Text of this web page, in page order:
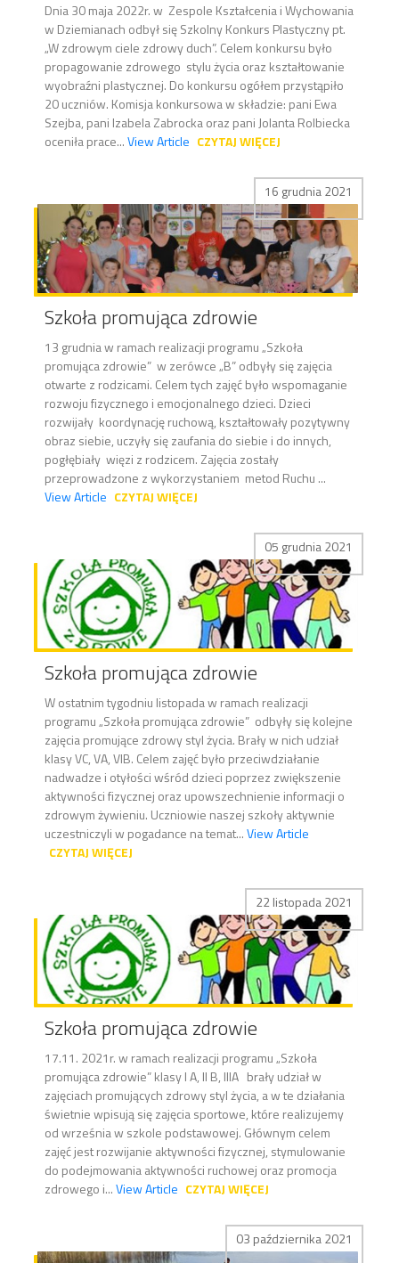
Dnia 30 maja 2022r. w Zespole Kształcenia i Wychowania
w Dziemianach odbył się Szkolny Konkurs Plastyczny pt.
„W zdrowym ciele zdrowy duch”. Celem konkursu było
propagowanie zdrowego stylu życia oraz kształtowanie
wyobraźni plastycznej. Do konkursu ogółem przystąpiło
20 uczniów. Komisja konkursowa w składzie: pani Ewa
Szejba, pani Izabela Zabrocka oraz pani Jolanta Rolbiecka
oceniła prace...View Article CZYTAJ WIĘCEJ
16 grudnia 2021
Szkoła promująca zdrowie
13 grudnia w ramach realizacji programu „Szkoła
promująca zdrowie” w zerówce „B” odbyły się zajęcia
otwarte z rodzicami. Celem tych zajęć było wspomaganie
rozwoju fizycznego i emocjonalnego dzieci. Dzieci
rozwijały koordynację ruchową, kształtowały pozytywny
obraz siebie, uczyły się zaufania do siebie i do innych,
pogłębiały więzi z rodzicem. Zajęcia zostały
przeprowadzone z wykorzystaniem metod Ruchu ...
View Article CZYTAJ WIĘCEJ
05 grudnia 2021
Szkoła promująca zdrowie
W ostatnim tygodniu listopada w ramach realizacji
programu „Szkoła promująca zdrowie” odbyły się kolejne
zajęcia promujące zdrowy styl życia. Brały w nich udział
klasy VC, VA, VIB. Celem zajęć było przeciwdziałanie
nadwadze i otyłości wśród dzieci poprzez zwiększenie
aktywności fizycznej oraz upowszechnienie informacji o
zdrowym żywieniu. Uczniowie naszej szkoły aktywnie
uczestniczyli w pogadance na temat...View Article
CZYTAJ WIĘCEJ
22 listopada 2021
Szkoła promująca zdrowie
17.11. 2021r. w ramach realizacji programu „Szkoła
promująca zdrowie” klasy I A, II B, IIIA brały udział w
zajęciach promujących zdrowy styl życia, a w te działania
świetnie wpisują się zajęcia sportowe, które realizujemy
od września w szkole podstawowej. Głównym celem
zajęć jest rozwijanie aktywności fizycznej, stymulowanie
do podejmowania aktywności ruchowej oraz promocja
zdrowego i...View Article CZYTAJ WIĘCEJ
03 października 2021